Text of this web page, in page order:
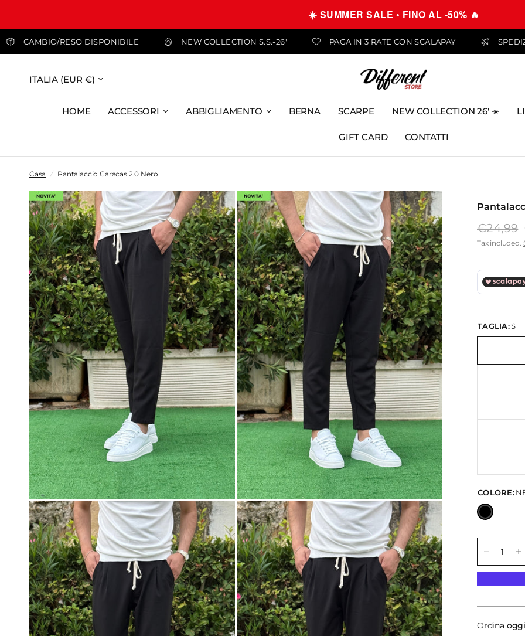
☀️ SUMMER SALE • FINO AL -50% 🔥
99,99 € CAMBIO/RESO DISPONIBILE NEW COLLECTION S.S.-26' PAGA IN 3 RATE CON SCALAPAY
HOME ACCESSORI ABBIGLIAMENTO BERNA SCARPE NEW COLLECTION 26' ☀️
GIFT CARD CONTATTI
Casa / Pantalaccio Caracas 2.0 Nero
€24,99
Tax included.
TAGLIA:S
COLORE:
Ordina